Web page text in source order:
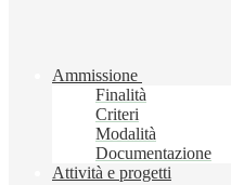
Ammissione
Finalità
Criteri
Modalità
Documentazione
Attività e progetti